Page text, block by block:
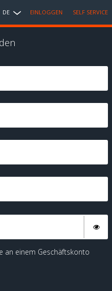
DE EINLOGGEN SELF SERVICE
an einem Geschäftskonto